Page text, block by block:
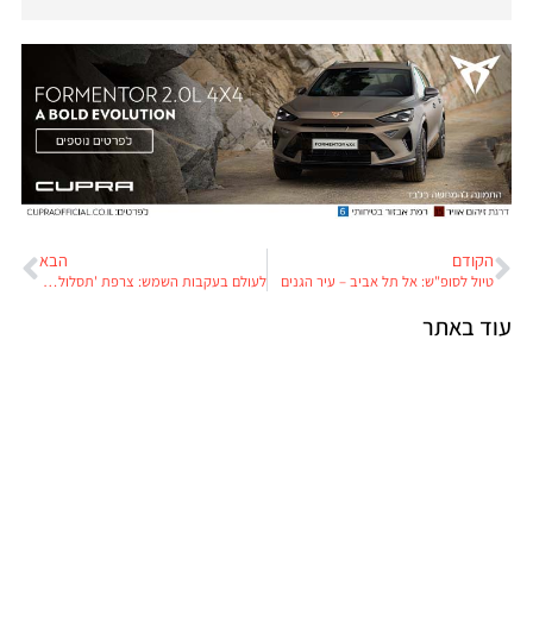
הקודם
טיול לסופ"ש: אל תל אביב – עיר הגנים
הבא
לעולם בעקבות השמש: צרפת 'תסלול' 1,000 קילומטרים של כבישים סולאריים
עוד באתר